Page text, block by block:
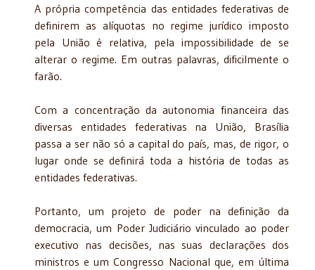
A própria competência das entidades federativas de
definirem as alíquotas no regime jurídico imposto
pela União é relativa, pela impossibilidade de se
alterar o regime. Em outras palavras, dificilmente o
farão.
Com a concentração da autonomia financeira das
diversas entidades federativas na União, Brasília
passa a ser não só a capital do país, mas, de rigor, o
lugar onde se definirá toda a história de todas as
entidades federativas.
Portanto, um projeto de poder na definição da
democracia, um Poder Judiciário vinculado ao poder
executivo nas decisões, nas suas declarações dos
ministros e um Congresso Nacional que, em última